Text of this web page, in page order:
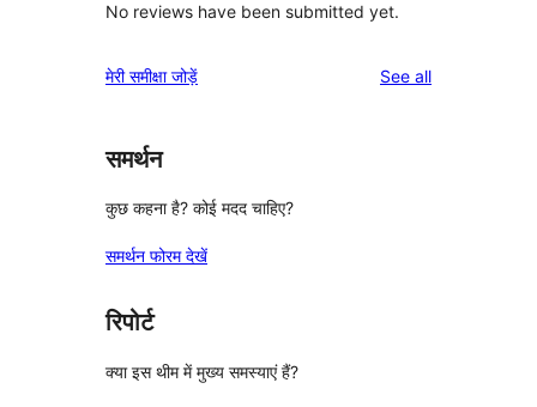
No reviews have been submitted yet.
मेरी समीक्षा जोड़ें See allreviews
समर्थन
कुछ कहना है? कोई मदद चाहिए?
समर्थन फोरम देखें
रिपोर्ट
क्या इस थीम में मुख्य समस्याएं हैं?